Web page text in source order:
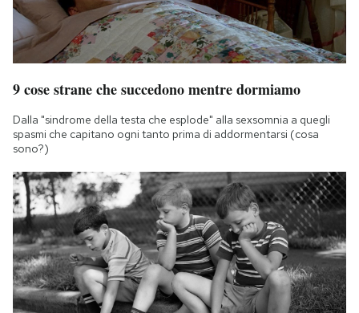
9 cose strane che succedono mentre dormiamo
Dalla "sindrome della testa che esplode" alla sexsomnia a quegli
spasmi che capitano ogni tanto prima di addormentarsi (cosa
sono?)